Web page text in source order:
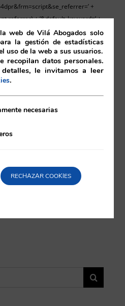
+
+ ‘&default_keyword=’ +
+ »;
en sus redes
web de Vilá Abogados solo
la gestión de estadísticas
uso de la web a sus usuarios.
recopilan datos personales.
le invitamos a leer
.
necesarias
RECHAZAR COOKIES